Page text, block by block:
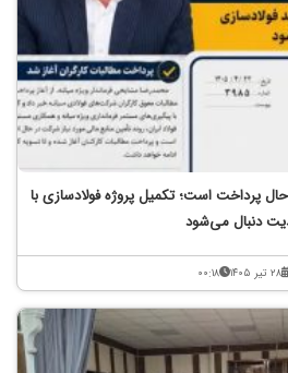
حال پرداخت است؛ تکمیل پروژه فولادسازی با
دنبال می‌شود
۲۸ تیر ۱۴۰۵ ۰۰:۱۸